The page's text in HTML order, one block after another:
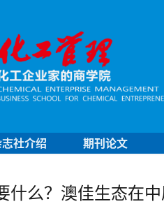
志社介绍 期刊论文
什么？澳佳生态在